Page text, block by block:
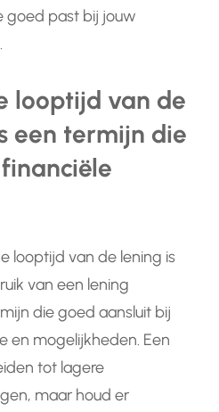
goed past bij jouw
looptijd van de
een termijn die
looptijd van de lening is
van een lening
die goed aansluit bij
en mogelijkheden. Een
tot lagere
maar houd er